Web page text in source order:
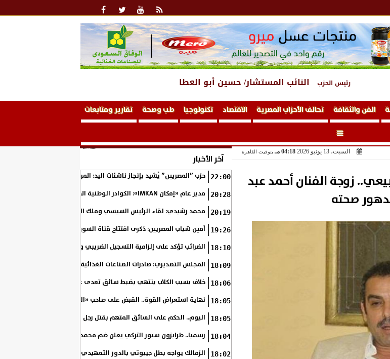
رئيس الحزب النائب المستشار/ حسين أبو العطا
الفن والثقافة تحالف الأحزاب المصرية الاقتصاد تكنولوجيا طب وصحة تقارير ومتابعات
السبت، 13 يونيو 2026 04:18 مـ بتوقيت القاهرة
زوجة الفنان أحمد عبد
صحته
آخر الأخبار
22:00 حزب ”المصريين” يُشيد بإنجاز ناشئات اليد: المربع الذهبي خطوة نحو
20:28 مدير عام «إمكان IMKAN»: الكوادر الوطنية المؤهلة هي الثروة الحقيقية لمستقبل التنمية في مصر
20:19 محمد رشيدي: لقاء الرئيس السيسي وملك البحرين يؤكد قيادة مصر لتعزيز
19:26 أمين شباب المصريين: ذكرى افتتاح قناة السويس الجديدة تجسد رؤية
18:10 الضرائب تؤكد على إلزامية التسجيل الضريبي والفاتورة الإلكترونية لجميع
18:09 المجلس التصديري: صادرات الصناعات الغذائية إلى الاتحاد الأوروبي ترتفع 15.4% خلال النصف الأول من 2026
18:06 خلاف بسبب الكلاب ينتهي بضبط سائق تعدى على سيدة بالإسكندرية
18:05 نهاية استعراض القوة.. القبض على صاحب «السنجة» في المنوفية
18:05 اليوم.. الحكم على السائق المتهم بقتل رجل وحفيدته وإصابة 11 آخرين
18:04 رسميا.. طرابزون سبور التركي يعلن ضم محمد صلاح حتى عام 2028
18:02 الزمالك يواجه بطل جيبوتي بالدور التمهيدي من بطولة إفريقيا